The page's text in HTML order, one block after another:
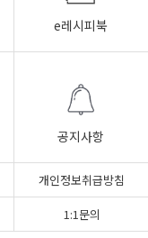
e레시피북
공지사항
개인정보취급방침
1:1문의